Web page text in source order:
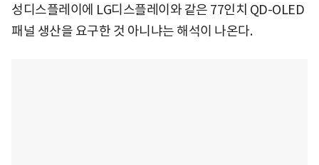
성디스플레이에 LG디스플레이와 같은 77인치 QD-OLED
패널 생산을 요구한 것 아니냐는 해석이 나온다.